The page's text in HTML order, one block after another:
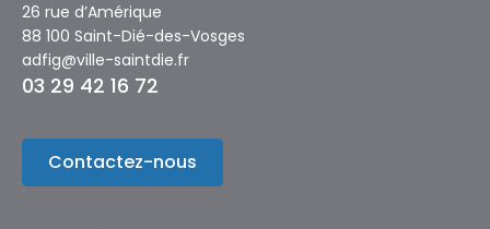
26 rue d’Amérique
88 100 Saint-Dié-des-Vosges
adfig@ville-saintdie.fr
03 29 42 16 72
Contactez-nous